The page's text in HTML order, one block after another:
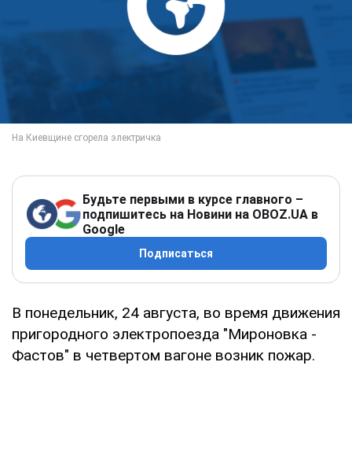
Будьте первыми в курсе главного –
подпишитесь на Новини на OBOZ.UA в
Google
Подписаться
В понедельник, 24 августа, во время движения
пригородного электропоезда "Мироновка -
Фастов" в четвертом вагоне возник пожар.